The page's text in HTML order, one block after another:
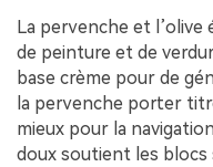
La pervenche et
de peinture et de
base crème pour de
la pervenche porter
mieux pour la
doux soutient les blocs